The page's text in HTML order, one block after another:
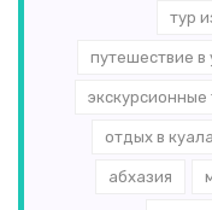
тур
путешествие в
экскурсионные
отдых в
абхазия